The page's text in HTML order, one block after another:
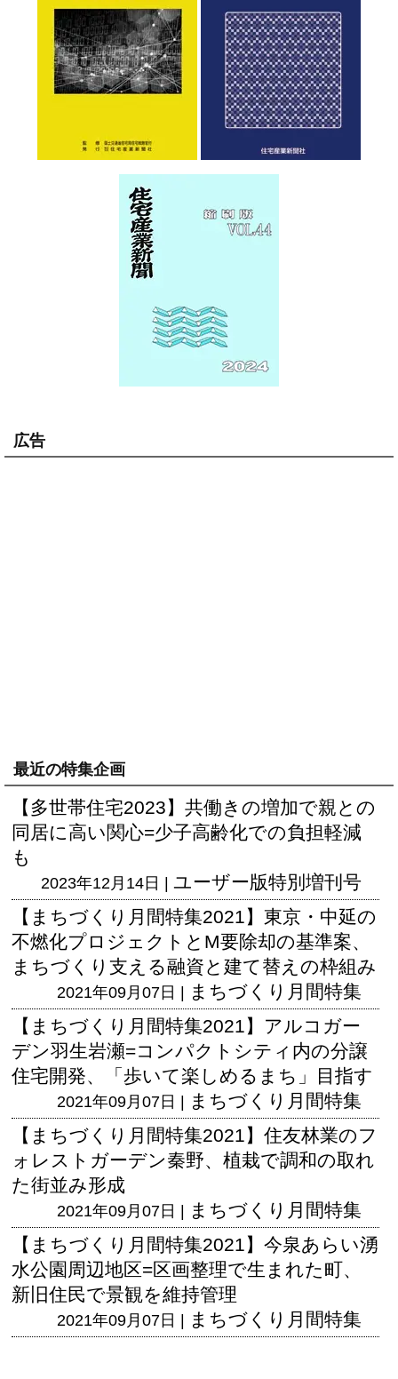
広告
最近の特集企画
【多世帯住宅2023】共働きの増加で親との
同居に高い関心=少子高齢化での負担軽減
も
2023年12月14日 | ユーザー版特別増刊号
【まちづくり月間特集2021】東京・中延の
不燃化プロジェクトとM要除却の基準案、
まちづくり支える融資と建て替えの枠組み
2021年09月07日 | まちづくり月間特集
【まちづくり月間特集2021】アルコガー
デン羽生岩瀬=コンパクトシティ内の分譲
住宅開発、「歩いて楽しめるまち」目指す
2021年09月07日 | まちづくり月間特集
【まちづくり月間特集2021】住友林業のフ
ォレストガーデン秦野、植栽で調和の取れ
た街並み形成
2021年09月07日 | まちづくり月間特集
【まちづくり月間特集2021】今泉あらい湧
水公園周辺地区=区画整理で生まれた町、
新旧住民で景観を維持管理
2021年09月07日 | まちづくり月間特集